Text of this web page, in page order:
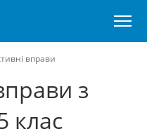
вправи
з
клас